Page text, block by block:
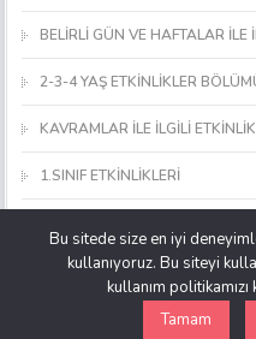
BELİRLİ GÜN VE HAFTALAR İLE
2-3-4 YAŞ ETKİNLİKLER
KAVRAMLAR İLE İLGİLİ
1.SINIF ETKİNLİKLERİ
OKUL ÖNCESİ OYUNCAK,
Bu sitede size en iyi
kullanıyoruz. Bu siteyi
kullanım
Tamam